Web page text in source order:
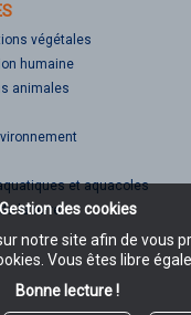
Gestion des cookies
notre site afin de
Vous êtes libre
Bonne lecture !
végétales
humaine
animales
et aquacoles
la terre